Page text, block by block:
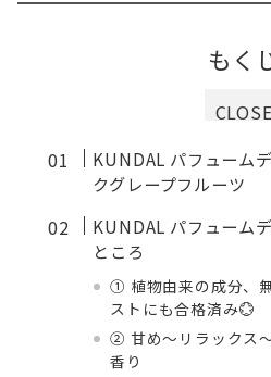
CLOSE
もく
KUNDAL パフューム
クグレープフルーツ
KUNDAL パフューム
ところ
① 植物由来の成分、
ストにも合格済み💮
② 甘め〜リラックス
香り